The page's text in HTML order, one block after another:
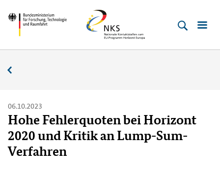
zum
Inhalt
(Eingabetaste)
zum
Hauptmenu
(Eingabetaste)
zur
Suche
(Eingabetaste)
zur
Fußleiste
(Enter)
Bundesministerium
Technologie
Horizont
Europa
06.10.2023
Hohe Fehlerquoten bei Horizont
2020 und Kritik an Lump-Sum-
Verfahren